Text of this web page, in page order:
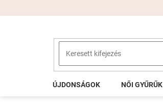
ÚJDONSÁGOK NŐI GYŰRŰK